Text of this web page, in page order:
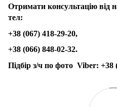
Отримати консультацію від
тел:
+38 (067) 418-29-20,
+38 (066) 848-02-32.
Підбір з/ч по фото Viber: +38